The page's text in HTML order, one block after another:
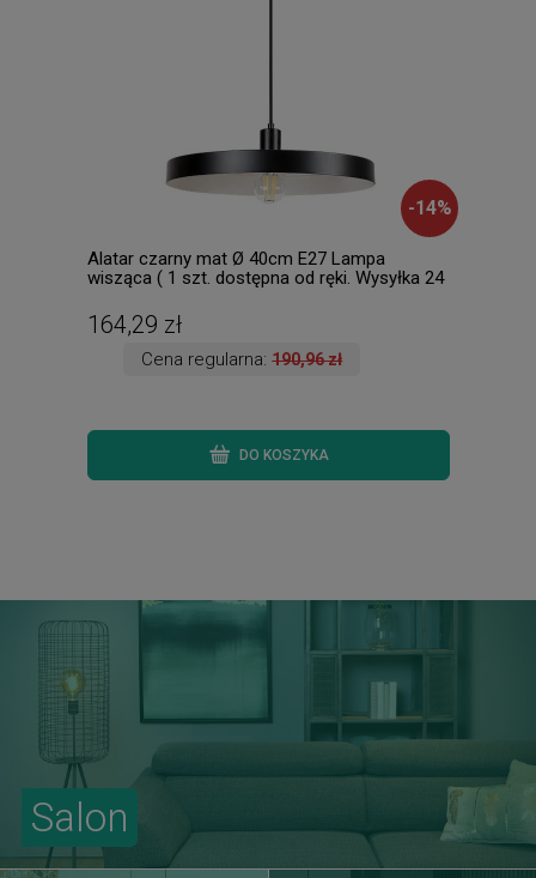
-14%
Alatar czarny mat Ø 40cm E27 Lampa
wisząca ( 1 szt. dostępna od ręki. Wysyłka 24
164,29 zł
Cena regularna:190,96 zł
DO KOSZYKA
Salon